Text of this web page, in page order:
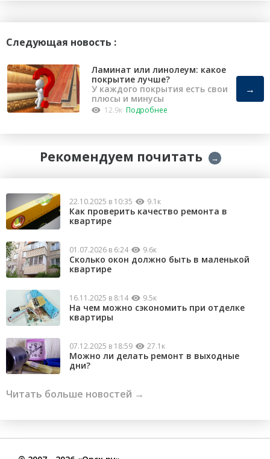
Следующая новость :
Ламинат или линолеум: какое
покрытие лучше?
У каждого покрытия есть свои
плюсы и минусы
12.9к Подробнее
→
Рекомендуем почитать →
22.10.2025 в 10:35 9.1к
Как проверить качество ремонта в
квартире
01.07.2026 в 6:24 9.6к
Сколько окон должно быть в маленькой
квартире
16.11.2025 в 8:14 9.5к
На чем можно сэкономить при отделке
квартиры
07.12.2025 в 18:59 27.1к
Можно ли делать ремонт в выходные
дни?
Читать больше новостей →